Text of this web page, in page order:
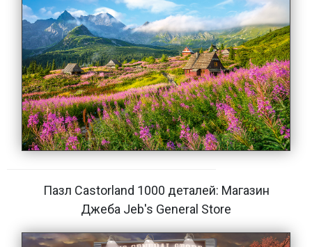
Пазл Castorland 1000 деталей: Магазин
Джеба Jeb's General Store